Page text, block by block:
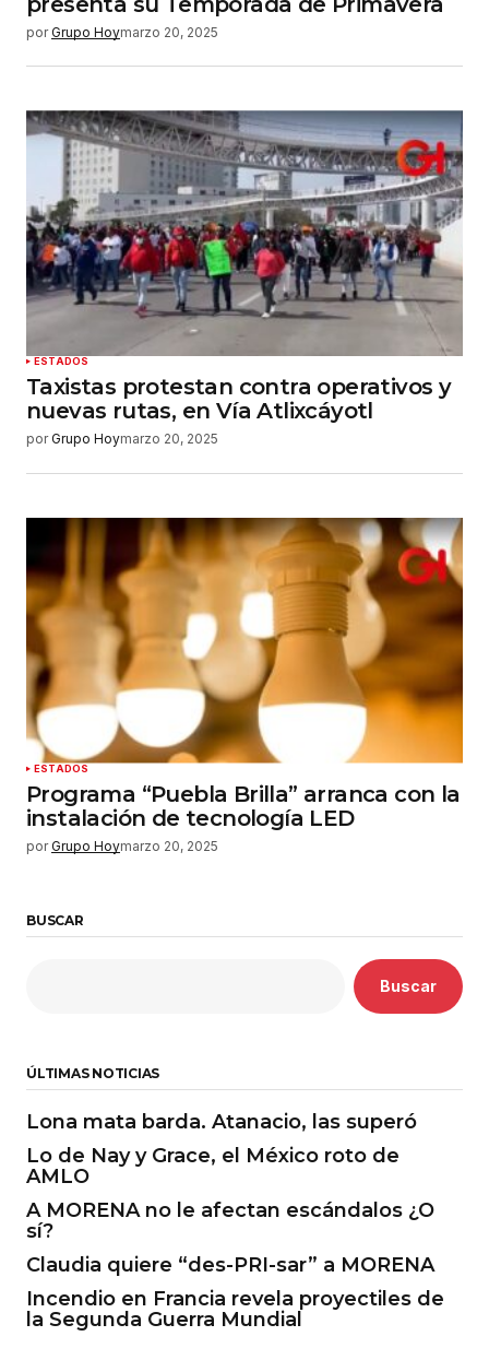
por Grupo Hoymarzo 20, 2025
ESTADOS
Taxistas protestan contra operativos y
nuevas rutas, en Vía Atlixcáyotl
por Grupo Hoymarzo 20, 2025
ESTADOS
Programa “Puebla Brilla” arranca con la
instalación de tecnología LED
por Grupo Hoymarzo 20, 2025
BUSCAR
Buscar
ÚLTIMAS NOTICIAS
Lona mata barda. Atanacio, las superó
Lo de Nay y Grace, el México roto de
AMLO
A MORENA no le afectan escándalos ¿O
sí?
Claudia quiere “des-PRI-sar” a MORENA
Incendio en Francia revela proyectiles de
la Segunda Guerra Mundial